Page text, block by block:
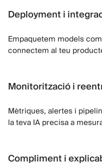
Deployment i
Empaquetem models
connectem al teu
Monitorització i
Mètriques, alertes i
la teva IA precisa a
Compliment i